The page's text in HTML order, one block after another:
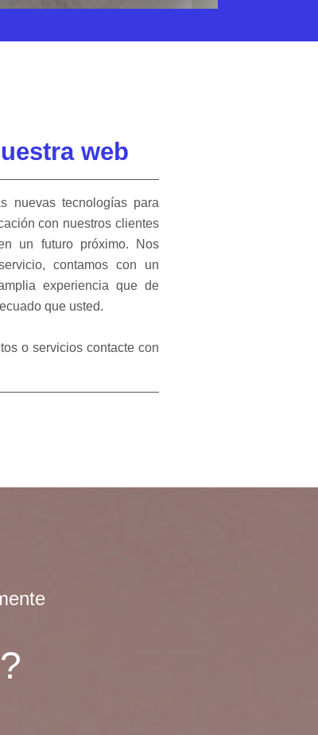
web
nuevas tecnologías para
con nuestros clientes
un futuro próximo. Nos
contamos con un
experiencia que de
que usted.
o servicios contacte con